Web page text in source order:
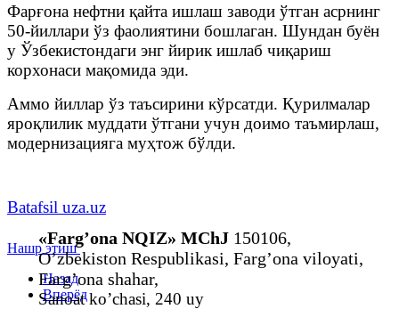
Фарғона нефтни қайта ишлаш заводи ўтган асрнинг
50-йиллари ўз фаолиятини бошлаган. Шундан буён
у Ўзбекистондаги энг йирик ишлаб чиқариш
корхонаси мақомида эди.
Аммо йиллар ўз таъсирини кўрсатди. Қурилмалар
яроқлилик муддати ўтгани учун доимо таъмирлаш,
модернизацияга муҳтож бўлди.
Batafsil uza.uz
Нашр этиш
Назад
Вперёд
«Farg’ona NQIZ» MChJ 150106,
O’zbekiston Respublikasi, Farg’ona viloyati,
Farg’ona shahar,
Sanoat ko’chasi, 240 uy